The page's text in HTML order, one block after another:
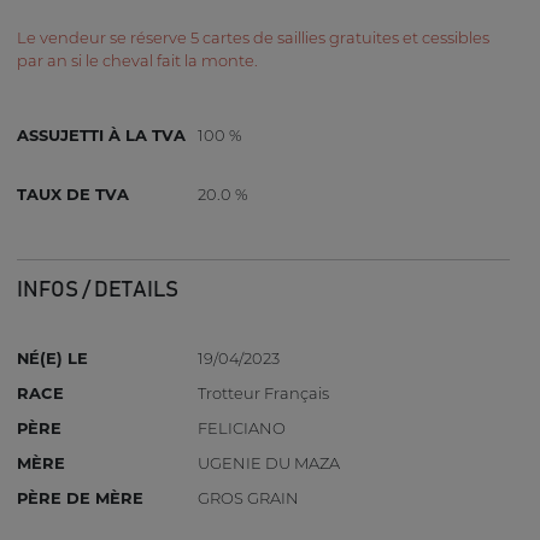
Le vendeur se réserve 5 cartes de saillies gratuites et cessibles
par an si le cheval fait la monte.
ASSUJETTI À LA TVA 100 %
TAUX DE TVA 20.0 %
INFOS / DETAILS
NÉ(E) LE
19/04/2023
RACE
Trotteur Français
PÈRE
FELICIANO
MÈRE
UGENIE DU MAZA
PÈRE DE MÈRE
GROS GRAIN